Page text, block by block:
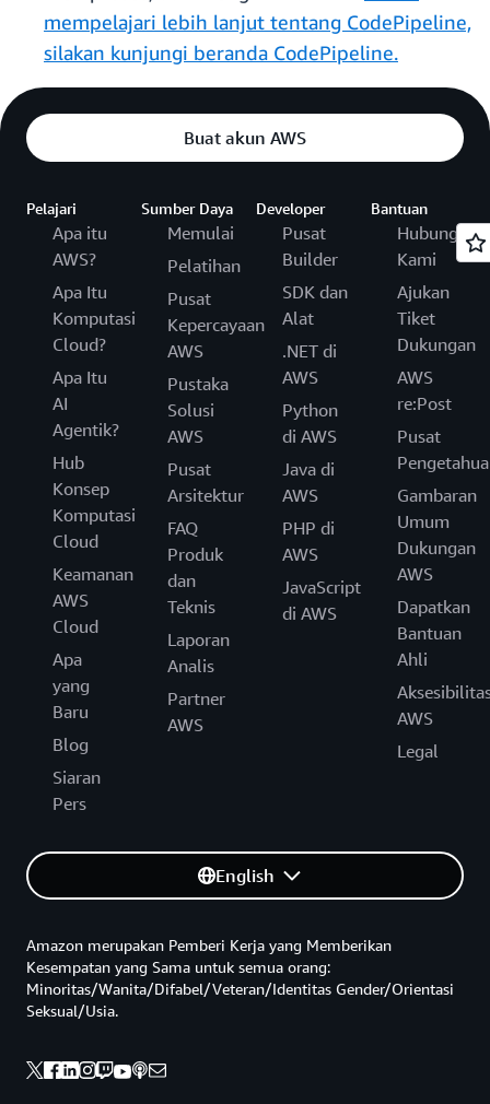
mempelajari lebih lanjut tentang CodePipeline,
silakan kunjungi beranda CodePipeline.
Buat akun AWS
Pelajari
Apa itu
AWS?
Apa Itu
Komputasi
Cloud?
Apa Itu
AI
Agentik?
Hub
Konsep
Komputasi
Cloud
Keamanan
AWS
Cloud
Apa
yang
Baru
Blog
Siaran
Pers
Sumber Daya
Memulai
Pelatihan
Pusat
Kepercayaan
AWS
Pustaka
Solusi
AWS
Pusat
Arsitektur
FAQ
Produk
dan
Teknis
Laporan
Analis
Partner
AWS
Developer
Pusat
Builder
SDK dan
Alat
.NET di
AWS
Python
di AWS
Java di
AWS
PHP di
AWS
JavaScript
di AWS
Bantuan
Hubungi
Kami
Ajukan
Tiket
Dukungan
AWS
re:Post
Pusat
Gambaran
Umum
Dukungan
AWS
Dapatkan
Bantuan
Ahli
AWS
Legal
English
Amazon merupakan Pemberi Kerja yang Memberikan
Kesempatan yang Sama untuk semua orang:
Minoritas/Wanita/Difabel/Veteran/Identitas Gender/Orientasi
Seksual/Usia.